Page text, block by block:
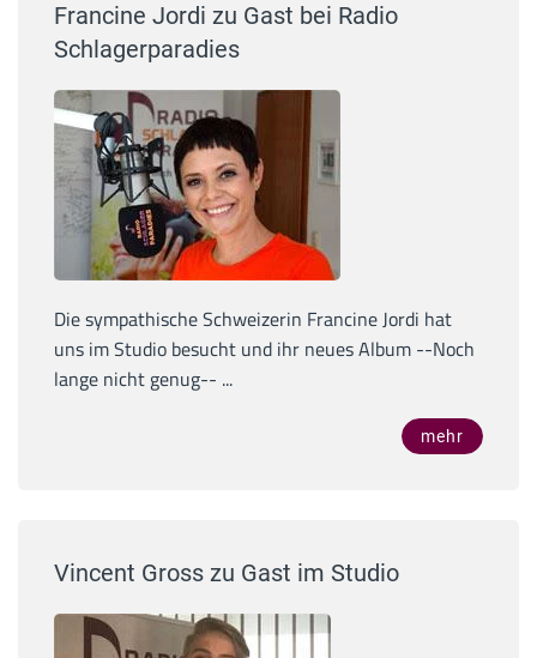
Francine Jordi zu Gast bei Radio
Schlagerparadies
Die sympathische Schweizerin Francine Jordi hat
uns im Studio besucht und ihr neues Album --Noch
lange nicht genug-- ...
mehr
Vincent Gross zu Gast im Studio